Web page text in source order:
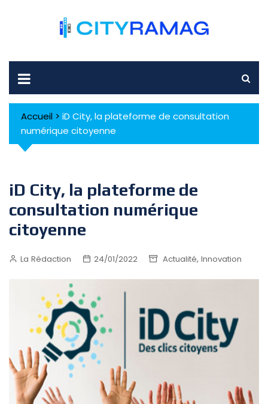
Accueil > iD City, la plateforme de consultation
numérique citoyenne
iD City, la plateforme de
consultation numérique
citoyenne
La Rédaction 24/01/2022 Actualité, Innovation